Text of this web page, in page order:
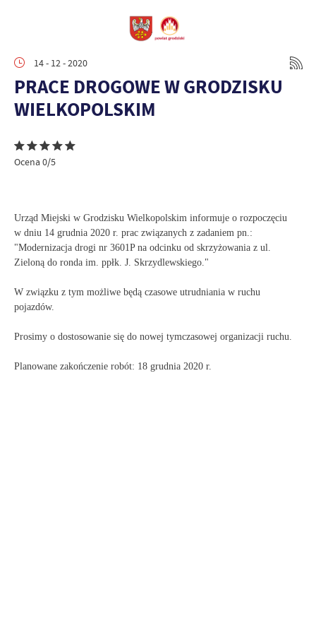
14 - 12 - 2020
PRACE DROGOWE W GRODZISKU
WIELKOPOLSKIM
Ocena 0/5
Urząd Miejski w Grodzisku Wielkopolskim informuje o rozpoczęciu
w dniu 14 grudnia 2020 r. prac związanych z zadaniem pn.:
"Modernizacja drogi nr 3601P na odcinku od skrzyżowania z ul.
Zieloną do ronda im. ppłk. J. Skrzydlewskiego."
W związku z tym możliwe będą czasowe utrudniania w ruchu
pojazdów.
Prosimy o dostosowanie się do nowej tymczasowej organizacji ruchu.
Planowane zakończenie robót: 18 grudnia 2020 r.